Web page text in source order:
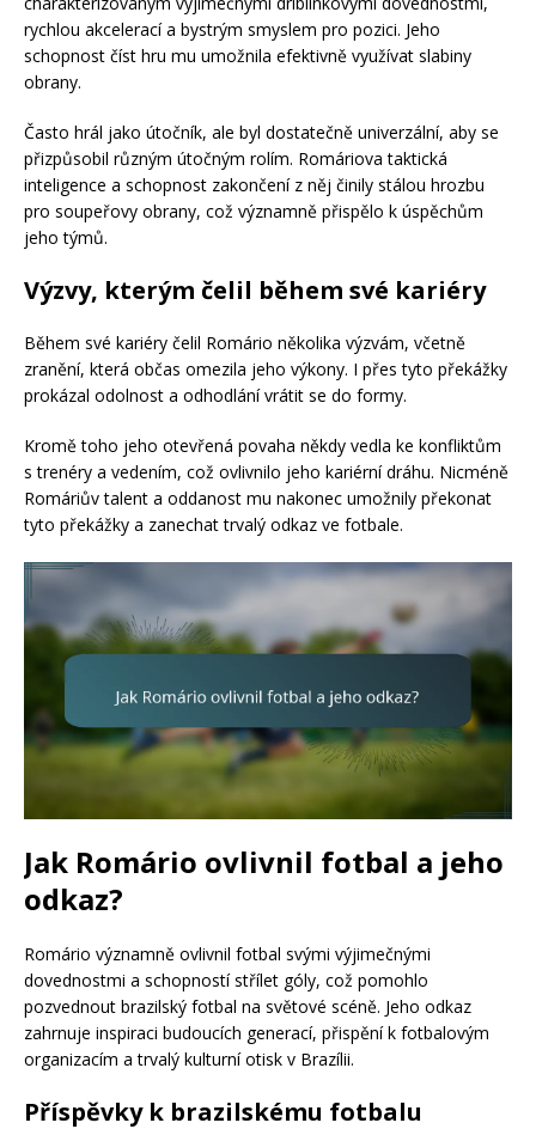
rychlou akcelerací a bystrým smyslem pro pozici. Jeho
schopnost číst hru mu umožnila efektivně využívat slabiny
obrany.
Často hrál jako útočník, ale byl dostatečně univerzální, aby se
přizpůsobil různým útočným rolím. Romáriova taktická
inteligence a schopnost zakončení z něj činily stálou hrozbu
pro soupeřovy obrany, což významně přispělo k úspěchům
jeho týmů.
Výzvy, kterým čelil během své kariéry
Během své kariéry čelil Romário několika výzvám, včetně
zranění, která občas omezila jeho výkony. I přes tyto překážky
prokázal odolnost a odhodlání vrátit se do formy.
Kromě toho jeho otevřená povaha někdy vedla ke konfliktům
s trenéry a vedením, což ovlivnilo jeho kariérní dráhu. Nicméně
Romáriův talent a oddanost mu nakonec umožnily překonat
tyto překážky a zanechat trvalý odkaz ve fotbale.
Jak Romário ovlivnil fotbal a jeho
odkaz?
Romário významně ovlivnil fotbal svými výjimečnými
dovednostmi a schopností střílet góly, což pomohlo
pozvednout brazilský fotbal na světové scéně. Jeho odkaz
zahrnuje inspiraci budoucích generací, přispění k fotbalovým
organizacím a trvalý kulturní otisk v Brazílii.
Příspěvky k brazilskému fotbalu